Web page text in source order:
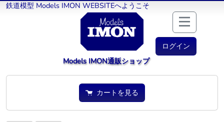
鉄道模型 Models IMON WEBSITEへようこそ
ログイン
Models IMON通販ショップ
カートを見る